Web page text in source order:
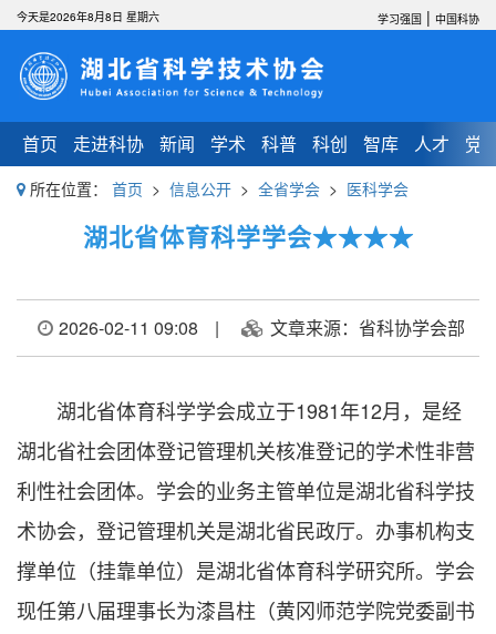
首页 走进科协 新闻 学术 科普 科创 智库 人才 党
今天是2026年8月8日 星期六 学习强国 | 中国科协
所在位置： 首页 > 信息公开 > 全省学会 > 医科学会
湖北省体育科学学会★★★★
2026-02-11 09:08 | 文章来源：省科协学会部
湖北省体育科学学会成立于1981年12月，是经
湖北省社会团体登记管理机关核准登记的学术性非营
利性社会团体。学会的业务主管单位是湖北省科学技
术协会，登记管理机关是湖北省民政厅。办事机构支
撑单位（挂靠单位）是湖北省体育科学研究所。学会
现任第八届理事长为漆昌柱（黄冈师范学院党委副书